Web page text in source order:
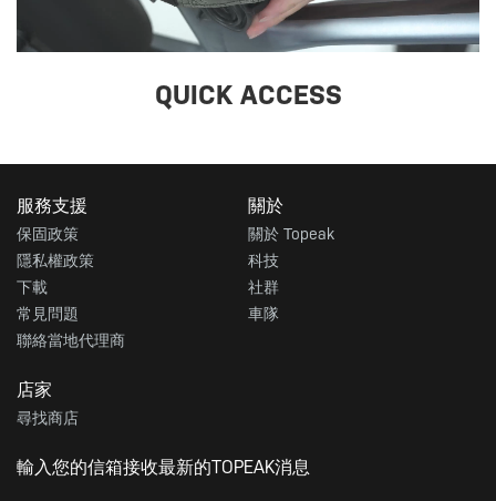
QUICK ACCESS
服務支援
保固政策
隱私權政策
下載
常見問題
聯絡當地代理商
關於
關於 Topeak
科技
社群
車隊
店家
尋找商店
輸入您的信箱接收最新的TOPEAK消息